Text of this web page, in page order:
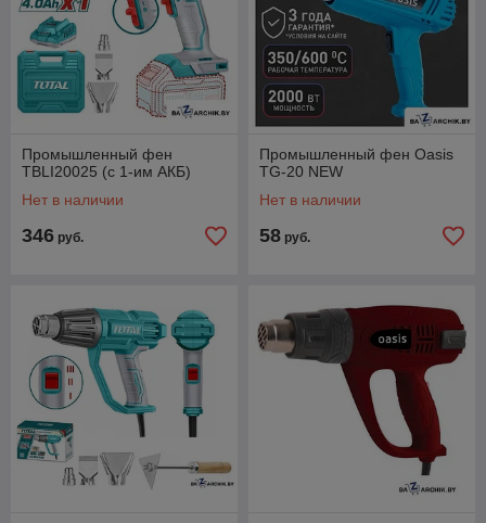
Промышленный фен
TBLI20025 (с 1-им АКБ)
Нет в наличии
346 руб.
Промышленный фен Oasis
TG-20 NEW
Нет в наличии
58 руб.